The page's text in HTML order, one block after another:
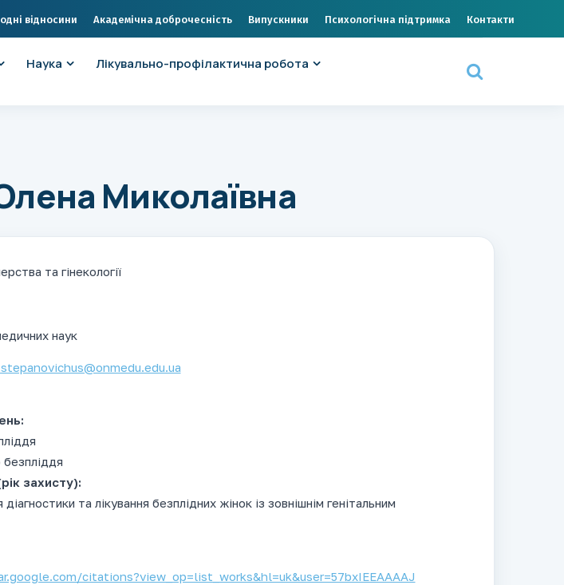
відносини Академічна доброчесність Випускники Психологічна підтримка Контакти
Наука
Лікувально-профілактична робота
Миколаївна
та гінекології
наук
безпліддя
захисту):
та лікування безплідних жінок із зовнішнім генітальним
citations?view_op=list_works&hl=uk&user=57bxIEEAAAAJ